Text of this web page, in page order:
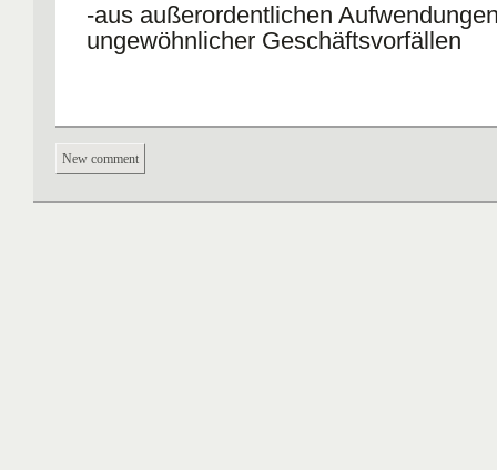
-aus außerordentlichen
ungewöhnlicher Geschäftsvorfällen
New comment